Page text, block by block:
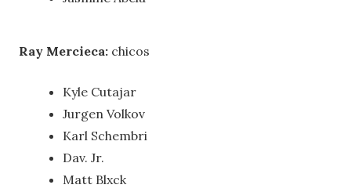
Ray Mercieca: chicos
Kyle Cutajar
Jurgen Volkov
Karl Schembri
Dav. Jr.
Matt Blxck